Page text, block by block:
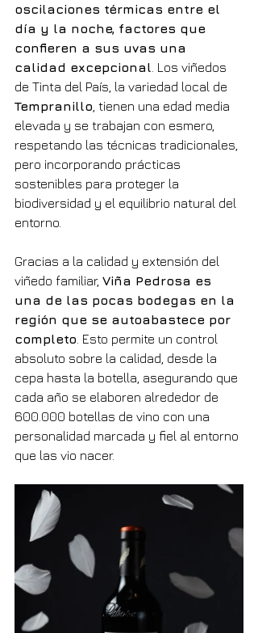
oscilaciones térmicas entre el
día y la noche, factores que
confieren a sus uvas una
calidad excepcional . Los viñedos
de Tinta del País, la variedad local de
Tempranillo , tienen una edad media
elevada y se trabajan con esmero,
respetando las técnicas tradicionales,
pero incorporando prácticas
sostenibles para proteger la
biodiversidad y el equilibrio natural del
entorno.
Gracias a la calidad y extensión del
viñedo familiar, Viña Pedrosa es
una de las pocas bodegas en la
región que se autoabastece por
completo . Esto permite un control
absoluto sobre la calidad, desde la
cepa hasta la botella, asegurando que
cada año se elaboren alrededor de
600.000 botellas de vino con una
personalidad marcada y fiel al entorno
que las vio nacer.